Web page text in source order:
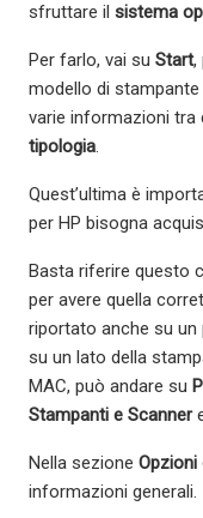
sfruttare il sistema
Per farlo, vai su Start,
modello di
varie informazioni tra
tipologia.
Quest’ultima è
per HP bisogna
Basta riferire questo
per avere quella
riportato anche su
su un lato della
MAC, può andare su
Stampanti e Scanner
Nella sezione
informazioni generali.